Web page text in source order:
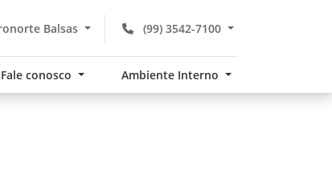
(99) 3542-7100
Balsas
Fale conosco Ambiente Interno